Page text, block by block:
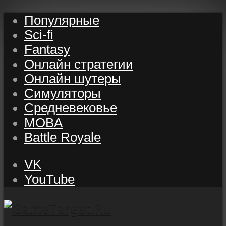
Популярные
Sci-fi
Fantasy
Онлайн стратегии
Онлайн шутеры
Симуляторы
Средневековье
MOBA
Battle Royale
VK
YouTube